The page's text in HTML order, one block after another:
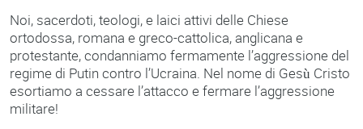
Noi, sacerdoti, teologi, e laici attivi delle Chiese
ortodossa, romana e greco-cattolica, anglicana e
protestante, condanniamo fermamente l’aggressione del
regime di Putin contro l’Ucraina. Nel nome di Gesù Cristo
esortiamo a cessare l’attacco e fermare l’aggressione
militare!